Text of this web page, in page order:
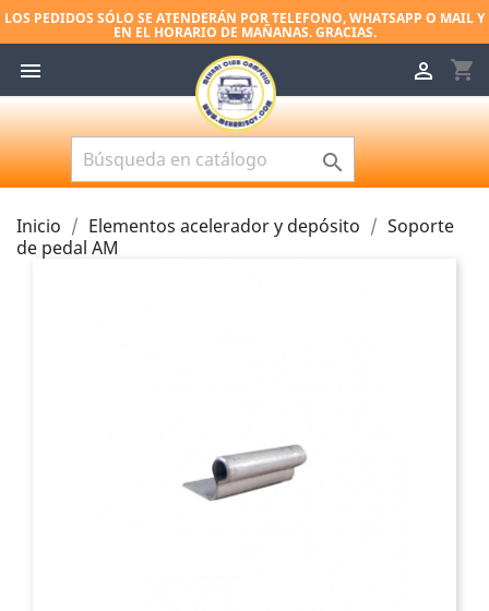
LOS PEDIDOS SÓLO SE ATENDERÁN POR TELEFONO, WHATSAPP O MAIL Y
EN EL HORARIO DE MAÑANAS. GRACIAS.
 shopping_cart


Inicio Elementos acelerador y depósito
Soporte
de pedal AM